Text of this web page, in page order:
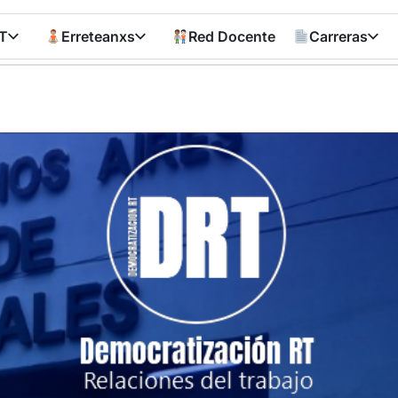
Erreteanxs Red Docente Carreras
RT